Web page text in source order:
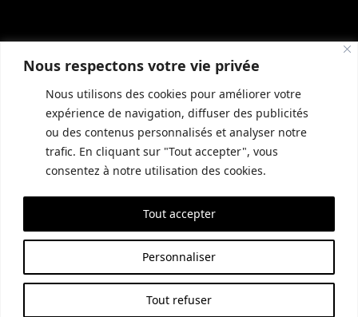
Nous respectons votre vie privée
Nous utilisons des cookies pour améliorer votre
expérience de navigation, diffuser des publicités
ou des contenus personnalisés et analyser notre
trafic. En cliquant sur "Tout accepter", vous
consentez à notre utilisation des cookies.
Personnaliser
Tout refuser
Tout accepter
INFORMATIONS COMPLÉMENTAIRES GUIDE LOCAL
MENTIONS LÉGALES
CONDITIONS GÉNÉRALES DE VENTE (CGV)
POLITIQUE DE CONFIDENTIALITÉ
SITE RÉALISÉ PAR EMPREINTE SEO